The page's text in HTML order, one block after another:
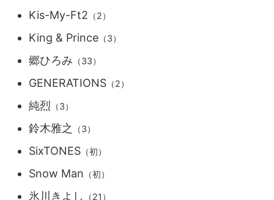
Kis-My-Ft2 （2）
King & Prince （3）
郷ひろみ （33）
GENERATIONS （2）
純烈 （3）
鈴木雅之 （3）
SixTONES （初）
Snow Man （初）
氷川きよし （21）